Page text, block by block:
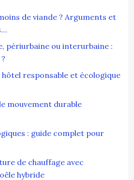
de viande ? Arguments et
périurbaine ou interurbaine :
hôtel responsable et écologique
mouvement durable
: guide complet pour
de chauffage avec
hybride